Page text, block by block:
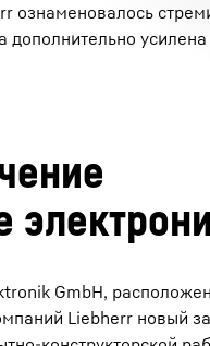
ознаменовалось
дополнительно
GmbH,
Liebherr новый